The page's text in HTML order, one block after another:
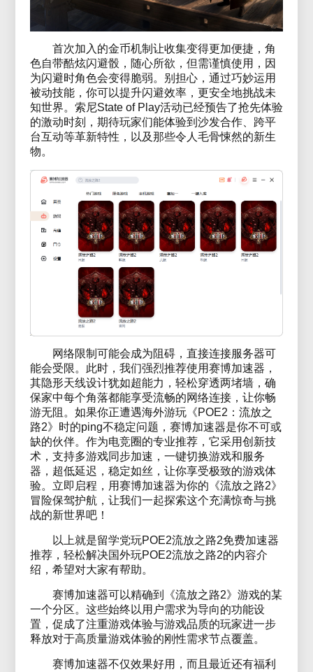
首次加入的金币机制让收集变得更加便捷，角
色自带酷炫闪避骰，随心所欲，但需谨慎使用，因
为闪避时角色会变得脆弱。别担心，通过巧妙运用
被动技能，你可以提升闪避效率，更安全地挑战未
知世界。索尼State of Play活动已经预告了抢先体验
的激动时刻，期待玩家们能体验到沙发合作、跨平
台互动等革新特性，以及那些令人毛骨悚然的新生
物。
网络限制可能会成为阻碍，直接连接服务器可
能会受限。此时，我们强烈推荐使用赛博加速器，
其隐形天线设计犹如超能力，轻松穿透两堵墙，确
保家中每个角落都能享受流畅的网络连接，让你畅
游无阻。如果你正遭遇海外游玩《POE2：流放之
路2》时的ping不稳定问题，赛博加速器是你不可或
缺的伙伴。作为电竞圈的专业推荐，它采用创新技
术，支持多游戏同步加速，一键切换游戏和服务
器，超低延迟，稳定如丝，让你享受极致的游戏体
验。立即启程，用赛博加速器为你的《流放之路2》
冒险保驾护航，让我们一起探索这个充满惊奇与挑
战的新世界吧！
以上就是留学党玩POE2流放之路2免费加速器
推荐，轻松解决国外玩POE2流放之路2的内容介
绍，希望对大家有帮助。
赛博加速器可以精确到《流放之路2》游戏的某
一个分区。这些始终以用户需求为导向的功能设
置，促成了注重游戏体验与游戏品质的玩家进一步
释放对于高质量游戏体验的刚性需求节点覆盖。
赛博加速器不仅效果好用，而且最近还有福利